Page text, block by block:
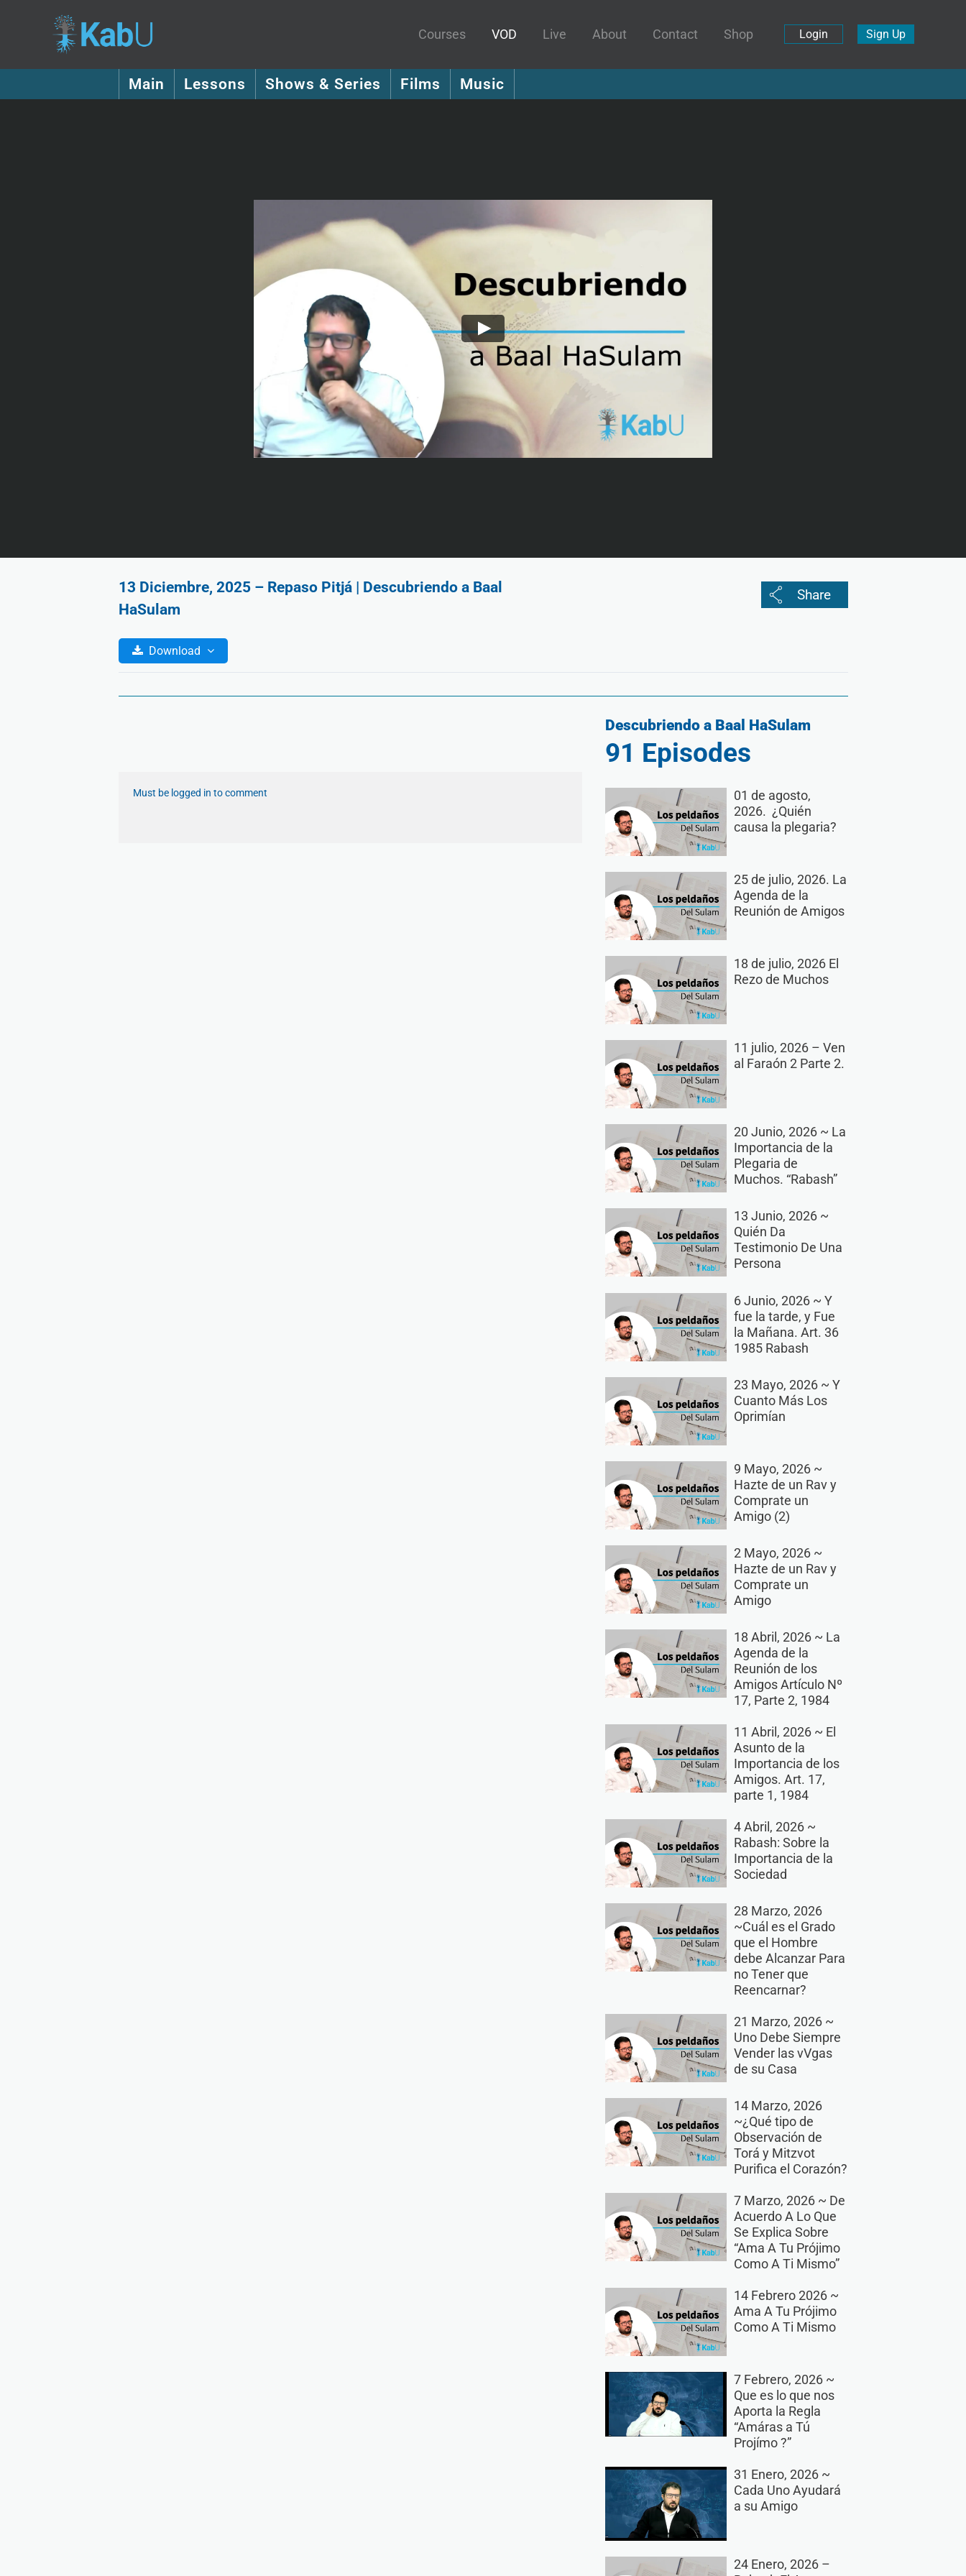
Courses VOD Live About Contact Shop Login Sign Up
Main Lessons Shows & Series Films Music
13 Diciembre, 2025 – Repaso Pitjá | Descubriendo a Baal
HaSulam
Download
Must be logged in to comment
Descubriendo a Baal HaSulam
91 Episodes
01 de agosto,
2026. ¿Quién
causa la plegaria?
25 de julio, 2026. La
Agenda de la
Reunión de Amigos
18 de julio, 2026 El
Rezo de Muchos
11 julio, 2026 – Ven
al Faraón 2 Parte 2.
20 Junio, 2026 ~ La
Importancia de la
Plegaria de
Muchos. “Rabash”
13 Junio, 2026 ~
Quién Da
Testimonio De Una
Persona
6 Junio, 2026 ~ Y
fue la tarde, y Fue
la Mañana. Art. 36
1985 Rabash
23 Mayo, 2026 ~ Y
Cuanto Más Los
Oprimían
9 Mayo, 2026 ~
Hazte de un Rav y
Comprate un
Amigo (2)
2 Mayo, 2026 ~
Hazte de un Rav y
Comprate un
Amigo
18 Abril, 2026 ~ La
Agenda de la
Reunión de los
Amigos Artículo Nº
17, Parte 2, 1984
11 Abril, 2026 ~ El
Asunto de la
Importancia de los
Amigos. Art. 17,
parte 1, 1984
4 Abril, 2026 ~
Rabash: Sobre la
Importancia de la
Sociedad
28 Marzo, 2026
~Cuál es el Grado
que el Hombre
debe Alcanzar Para
no Tener que
Reencarnar?
21 Marzo, 2026 ~
Uno Debe Siempre
Vender las vVgas
de su Casa
14 Marzo, 2026
~¿Qué tipo de
Observación de
Torá y Mitzvot
Purifica el Corazón?
7 Marzo, 2026 ~ De
Acuerdo A Lo Que
Se Explica Sobre
“Ama A Tu Prójimo
Como A Ti Mismo”
14 Febrero 2026 ~
Ama A Tu Prójimo
Como A Ti Mismo
7 Febrero, 2026 ~
Que es lo que nos
Aporta la Regla
“Amáras a Tú
Projímo ?”
31 Enero, 2026 ~
Cada Uno Ayudará
a su Amigo
24 Enero, 2026 –